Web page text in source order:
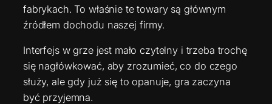
fabrykach. To właśnie te towary są głównym
źródłem dochodu naszej firmy.
Interfejs w grze jest mało czytelny i trzeba trochę
się nagłówkować, aby zrozumieć, co do czego
służy, ale gdy już się to opanuje, gra zaczyna
być przyjemna.